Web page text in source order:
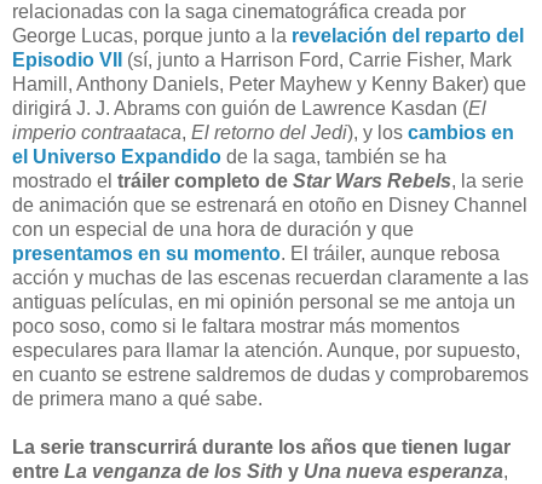
relacionadas con la saga cinematográfica creada por
George Lucas, porque junto a la revelación del reparto del
Episodio VII
(sí, junto a Harrison Ford, Carrie Fisher, Mark
Hamill, Anthony Daniels, Peter Mayhew y Kenny Baker) que
dirigirá J. J. Abrams con guión de Lawrence Kasdan (El
imperio contraataca, El retorno del Jedi), y los cambios en
el Universo Expandido de la saga, también se ha
mostrado el tráiler completo de Star Wars Rebels, la serie
de animación que se estrenará en otoño en Disney Channel
con un especial de una hora de duración y que
presentamos en su momento. El tráiler, aunque rebosa
acción y muchas de las escenas recuerdan claramente a las
antiguas películas, en mi opinión personal se me antoja un
poco soso, como si le faltara mostrar más momentos
especulares para llamar la atención. Aunque, por supuesto,
en cuanto se estrene saldremos de dudas y comprobaremos
de primera mano a qué sabe.
La serie transcurrirá durante los años que tienen lugar
entre La venganza de los Sith y Una nueva esperanza,